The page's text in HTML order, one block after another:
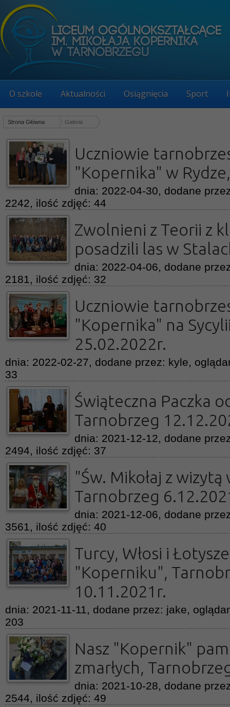
O szkole Aktualności Osiągnięcia Sport
Strona Główna Galeria
Uczniowie
"Kopernika" w
dnia: 2022-04-30, dodane
2242, ilość zdjęć: 44
Zwolnieni z Teorii z
posadzili las w
dnia: 2022-04-06, dodane
2181, ilość zdjęć: 32
Uczniowie
"Kopernika" na
25.02.2022r.
dnia: 2022-02-27, dodane przez: kyle,
33
Świąteczna Paczka
Tarnobrzeg
dnia: 2021-12-12, dodane
2494, ilość zdjęć: 37
"Św. Mikołaj z
Tarnobrzeg
dnia: 2021-12-06, dodane
3561, ilość zdjęć: 40
Turcy, Włosi i
"Koperniku",
10.11.2021r.
dnia: 2021-11-11, dodane przez: jake,
203
Nasz "Kopernik"
zmarłych,
dnia: 2021-10-28, dodane
2544, ilość zdjęć: 49